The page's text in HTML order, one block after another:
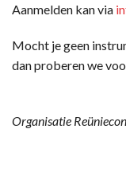
Aanmelden kan via
Mocht je geen
dan proberen we
Organisatie